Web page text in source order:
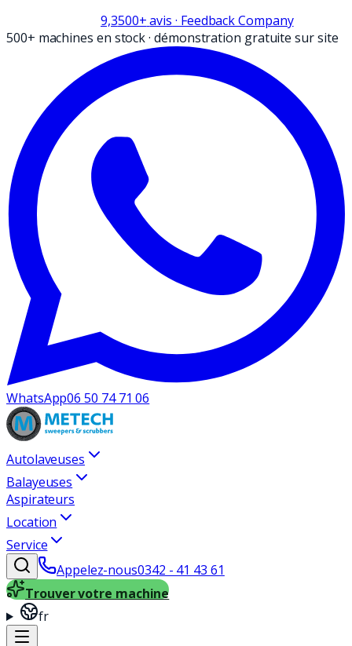
9,3500+avis · Feedback Company
500+ machines en stock·démonstration gratuite sur site
WhatsApp06 50 74 71 06
Autolaveuses
Balayeuses
Aspirateurs
Location
Service
Appelez-nous0342 - 41 43 61
Trouver votre machine
fr